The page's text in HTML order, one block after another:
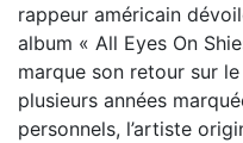
rappeur américain
album « All Eyes On
marque son retour sur
plusieurs années
personnels, l’artiste